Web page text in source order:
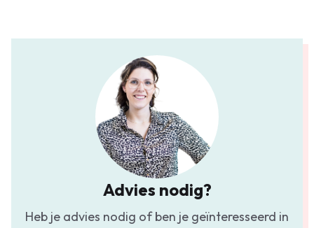
Advies nodig?
Heb je advies nodig of ben je geïnteresseerd in